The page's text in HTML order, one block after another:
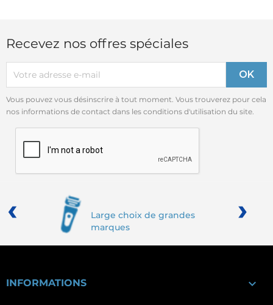
Recevez nos offres spéciales
Vous pouvez vous désinscrire à tout moment. Vous trouverez pour cela
nos informations de contact dans les conditions d'utilisation du site.
Large choix de grandes
marques
‹ ›
INFORMATIONS 